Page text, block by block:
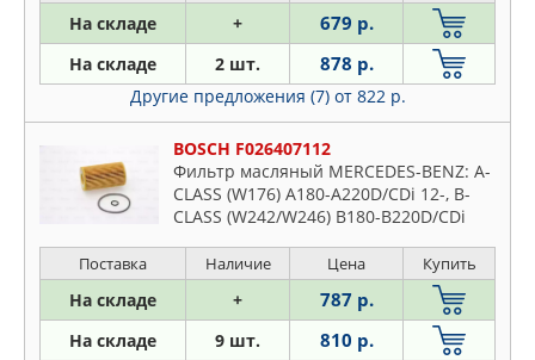
На складе + 679 р.
На складе 2 шт. 878 р.
Другие предложения (7) от 822 р.
BOSCH F026407112
Фильтр масляный MERCEDES-BENZ: A-
CLASS (W176) A180-A220D/CDi 12-, B-
CLASS (W242/W246) B180-B220D/CDi
C180-C300D/CDi/BlueTEC 08-
Поставка Наличие Цена Купить
На складе + 787 р.
На складе 9 шт. 810 р.